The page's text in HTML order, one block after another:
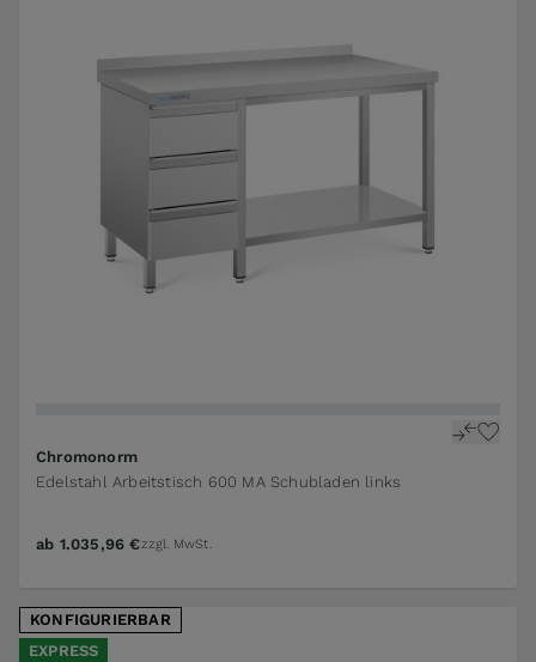
Chromonorm
Edelstahl Arbeitstisch 600 MA Schubladen links
The price depends on the options chosen on the
ab 1.035,96 €zzgl. MwSt.
KONFIGURIERBAR
EXPRESS